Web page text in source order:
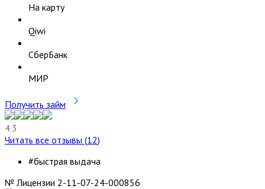
На карту
Qiwi
СберБанк
МИР
Получить займ
4.3
Читать все отзывы (12)
#быстрая выдача
№ Лицензии 2-11-07-24-000856